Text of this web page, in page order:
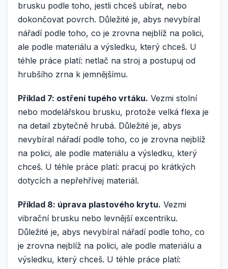
brusku podle toho, jestli chceš ubírat, nebo
dokončovat povrch. Důležité je, abys nevybíral
nářadí podle toho, co je zrovna nejblíž na polici,
ale podle materiálu a výsledku, který chceš. U
téhle práce platí: netlač na stroj a postupuj od
hrubšího zrna k jemnějšímu.
Příklad 7: ostření tupého vrtáku. Vezmi stolní
nebo modelářskou brusku, protože velká flexa je
na detail zbytečně hrubá. Důležité je, abys
nevybíral nářadí podle toho, co je zrovna nejblíž
na polici, ale podle materiálu a výsledku, který
chceš. U téhle práce platí: pracuj po krátkých
dotycích a nepřehřívej materiál.
Příklad 8: úprava plastového krytu. Vezmi
vibrační brusku nebo levnější excentriku.
Důležité je, abys nevybíral nářadí podle toho, co
je zrovna nejblíž na polici, ale podle materiálu a
výsledku, který chceš. U téhle práce platí: